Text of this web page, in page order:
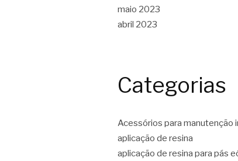
maio 2023
abril 2023
Categorias
Acessórios para manutenção
aplicação de resina
aplicação de resina para pás